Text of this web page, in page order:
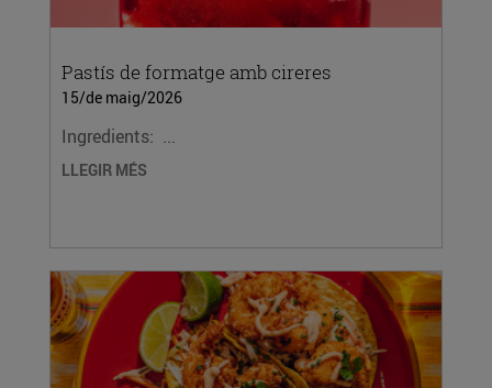
Pastís de formatge amb cireres
15/de maig/2026
Ingredients: ...
LLEGIR MÉS